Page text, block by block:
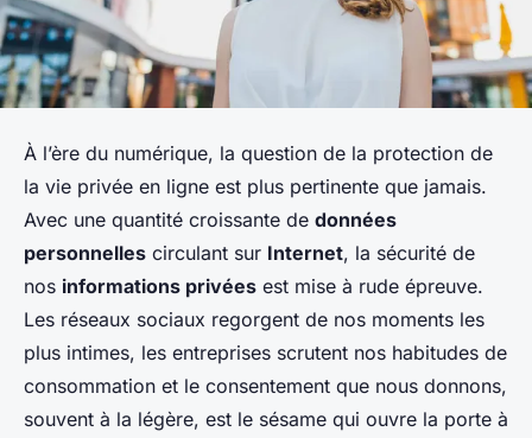
À l’ère du numérique, la question de la protection de
la vie privée en ligne est plus pertinente que jamais.
Avec une quantité croissante de données
personnelles circulant sur Internet, la sécurité de
nos informations privées est mise à rude épreuve.
Les réseaux sociaux regorgent de nos moments les
plus intimes, les entreprises scrutent nos habitudes de
consommation et le consentement que nous donnons,
souvent à la légère, est le sésame qui ouvre la porte à